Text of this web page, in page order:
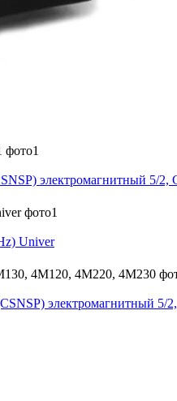
электромагнитный 5/2,
Univer
электромагнитный 5/